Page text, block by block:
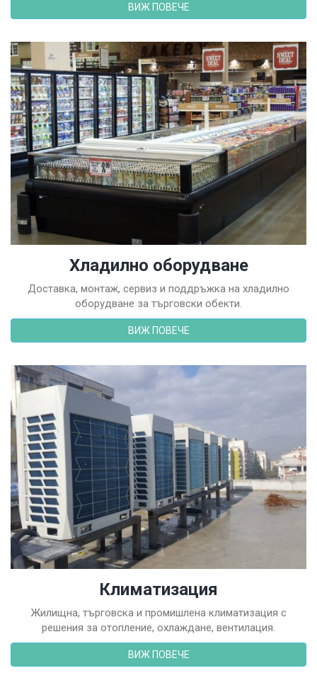
ВИЖ ПОВЕЧЕ
Хладилно оборудване
Доставка, монтаж, сервиз и поддръжка на хладилно
оборудване за търговски обекти.
ВИЖ ПОВЕЧЕ
Климатизация
Жилищна, търговска и промишлена климатизация с
решения за отопление, охлаждане, вентилация.
ВИЖ ПОВЕЧЕ